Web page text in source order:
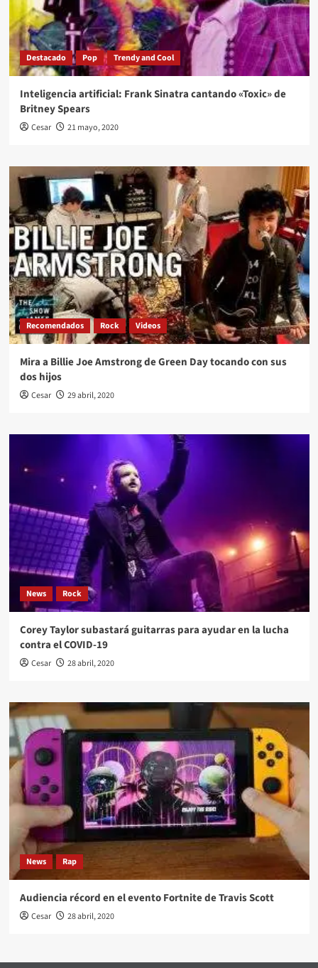
Destacado Pop Trendy and Cool
Inteligencia artificial: Frank Sinatra cantando «Toxic» de
Britney Spears
Cesar 21 mayo, 2020
Recomendados Rock Videos
Mira a Billie Joe Amstrong de Green Day tocando con sus
dos hijos
Cesar 29 abril, 2020
News Rock
Corey Taylor subastará guitarras para ayudar en la lucha
contra el COVID-19
Cesar 28 abril, 2020
News Rap
Audiencia récord en el evento Fortnite de Travis Scott
Cesar 28 abril, 2020